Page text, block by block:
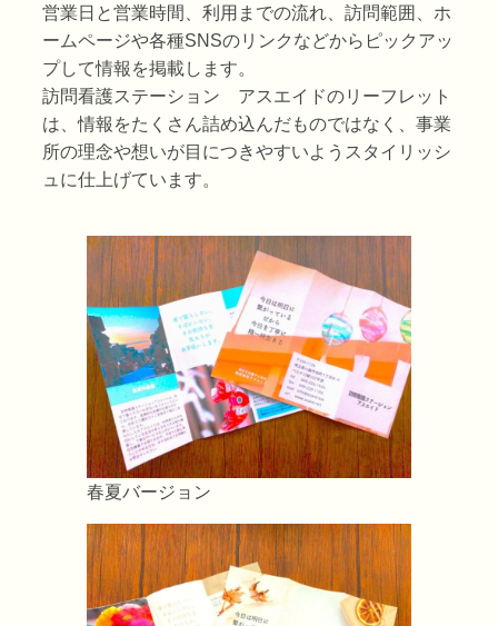
営業日と営業時間、利用までの流れ、訪問範囲、ホ
ームページや各種SNSのリンクなどからピックアッ
プして情報を掲載します。
訪問看護ステーション アスエイドのリーフレット
は、情報をたくさん詰め込んだものではなく、事業
所の理念や想いが目につきやすいようスタイリッシ
ュに仕上げています。
春夏バージョン